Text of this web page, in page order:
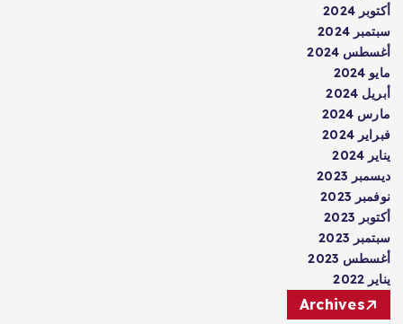
أكتوبر 2024
سبتمبر 2024
أغسطس 2024
مايو 2024
أبريل 2024
مارس 2024
فبراير 2024
يناير 2024
ديسمبر 2023
نوفمبر 2023
أكتوبر 2023
سبتمبر 2023
أغسطس 2023
يناير 2022
Archives